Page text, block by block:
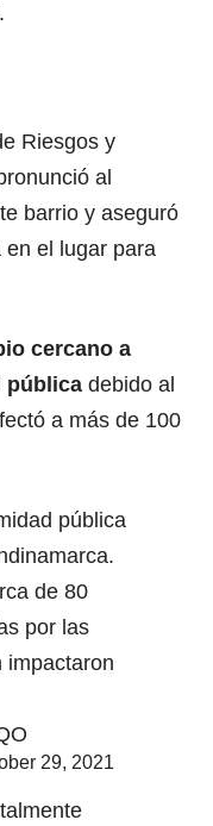
.
Riesgos y
al
barrio y aseguró
el lugar para
cercano a
pública debido al
a más de 100
pública
de 80
por las
impactaron
29, 2021